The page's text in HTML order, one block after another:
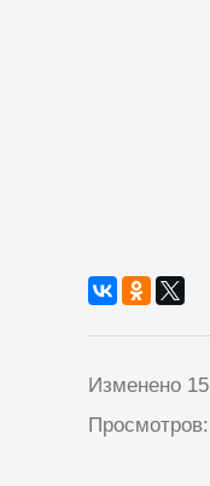
Изменено